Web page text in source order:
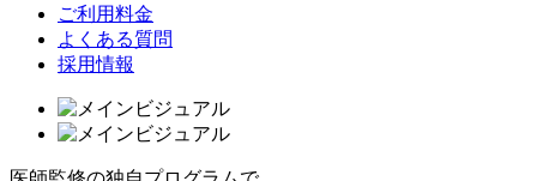
ご利用料金
よくある質問
採用情報